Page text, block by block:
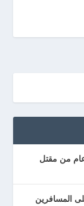
عام من مقتل
المسافرين